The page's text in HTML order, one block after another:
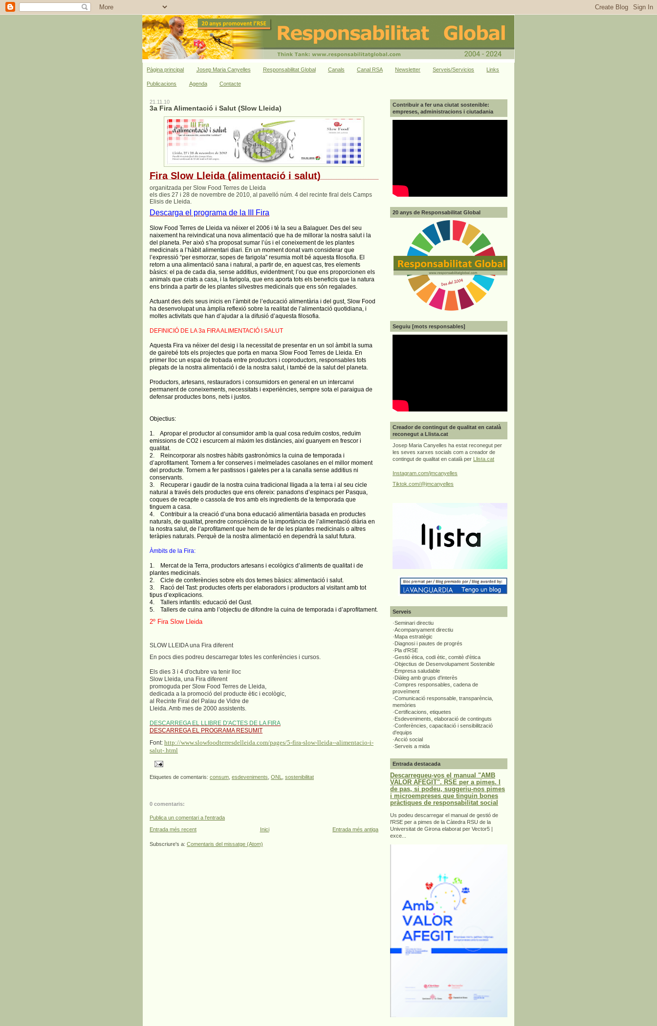
Pàgina principal Josep Maria Canyelles Responsabilitat Global Canals Canal RSA Newsletter Serveis/Servicios Links
Publicacions Agenda Contacte
21.11.10
3a Fira Alimentació i Salut (Slow Lleida)
Fira Slow Lleida (alimentació i salut)
organitzada per Slow Food Terres de Lleida
els dies 27 i 28 de novembre de 2010, al pavelló núm. 4 del recinte firal dels Camps
Elisis de Lleida.
Descarga el programa de la III Fira
Slow Food Terres de Lleida va néixer el 2006 i té la seu a Balaguer. Des del seu
naixement ha reivindicat una nova alimentació que ha de millorar la nostra salut i la
del planeta. Per això s’ha proposat sumar l’ús i el coneixement de les plantes
medicinals a l’hàbit alimentari diari. En un moment donat vam considerar que
l’expressió “per esmorzar, sopes de farigola” resumia molt bé aquesta filosofia. El
retorn a una alimentació sana i natural, a partir de, en aquest cas, tres elements
bàsics: el pa de cada dia, sense additius, evidentment; l’ou que ens proporcionen els
animals que criats a casa, i la farigola, que ens aporta tots els beneficis que la natura
ens brinda a partir de les plantes silvestres medicinals que ens són regalades.
Actuant des dels seus inicis en l’àmbit de l’educació alimentària i del gust, Slow Food
ha desenvolupat una àmplia reflexió sobre la realitat de l’alimentació quotidiana, i
moltes activitats que han d’ajudar a la difusió d’aquesta filosofia.
DEFINICIÓ DE LA 3a FIRA ALIMENTACIÓ I SALUT
Aquesta Fira va néixer del desig i la necessitat de presentar en un sol àmbit la suma
de gairebé tots els projectes que porta en marxa Slow Food Terres de Lleida. En
primer lloc un espai de trobada entre productors i coproductors, responsables tots
plegats de la nostra alimentació i de la nostra salut, i també de la salut del planeta.
Productors, artesans, restauradors i consumidors en general en un intercanvi
permanent de coneixements, necessitats i experiències, sempre sota el paraigua de
defensar productes bons, nets i justos.
Objectius:
1. Apropar el productor al consumidor amb la qual cosa reduïm costos, reduïm
emissions de CO2 i escurcem al màxim les distàncies, així guanyem en frescor i
qualitat.
2. Reincorporar als nostres hàbits gastronòmics la cuina de temporada i
d’aprofitament. Tornem a fer conserves i melmelades casolanes en el millor moment
del producte. Tornem a fer pastissos i galetes per a la canalla sense additius ni
conservants.
3. Recuperar i gaudir de la nostra cuina tradicional lligada a la terra i al seu cicle
natural a través dels productes que ens ofereix: panadons d’espinacs per Pasqua,
coques de recapte o cassola de tros amb els ingredients de la temporada que
tinguem a casa.
4. Contribuir a la creació d’una bona educació alimentària basada en productes
naturals, de qualitat, prendre consciència de la importància de l’alimentació diària en
la nostra salut, de l’aprofitament que hem de fer de les plantes medicinals o altres
teràpies naturals. Perquè de la nostra alimentació en dependrà la salut futura.
Àmbits de la Fira:
1. Mercat de la Terra, productors artesans i ecològics d’aliments de qualitat i de
plantes medicinals.
2. Cicle de conferències sobre els dos temes bàsics: alimentació i salut.
3. Racó del Tast: productes oferts per elaboradors i productors al visitant amb tot
tipus d’explicacions.
4. Tallers infantils: educació del Gust.
5. Tallers de cuina amb l’objectiu de difondre la cuina de temporada i d’aprofitament.
2º Fira Slow Lleida
SLOW LLEIDA una Fira diferent
En pocs dies podreu descarregar totes les conferències i cursos.
Els dies 3 i 4 d'octubre va tenir lloc
Slow Lleida, una Fira diferent
promoguda per Slow Food Terres de Lleida,
dedicada a la promoció del producte ètic i ecològic,
al Recinte Firal del Palau de Vidre de
Lleida. Amb mes de 2000 assistents.
DESCARREGA EL LLIBRE D'ACTES DE LA FIRA
DESCARREGA EL PROGRAMA RESUMIT
Font: http://www.slowfoodterresdelleida.com/pages/5-fira-slow-lleida--alimentacio-i-
salut-.html
Etiquetes de comentaris: consum esdeveniments ONL sostenibilitat
0 comentaris:
Publica un comentari a l'entrada
Entrada més recent
Entrada més antiga
Inici
Subscriure's a: Comentaris del missatge (Atom)
Contribuir a fer una ciutat sostenible:
empreses, administracions i ciutadania
20 anys de Responsabilitat Global
Seguiu [mots responsables]
Creador de contingut de qualitat en català
reconegut a Llista.cat
Josep Maria Canyelles ha estat reconegut per
les seves xarxes socials com a creador de
contingut de qualitat en català per
Llista.cat
Instagram.com/jmcanyelles
Tiktok.com/@jmcanyelles
Serveis
·Seminari directiu
·Acompanyament directiu
·Mapa estratègic
·Diagnosi i pautes de progrés
·Pla d'RSE
·Gestió ètica, codi ètic, comitè d'ètica
·Objectius de Desenvolupament Sostenible
·Empresa saludable
·Diàleg amb grups d'interès
·Compres responsables, cadena de
proveïment
·Comunicació responsable, transparència,
memòries
·Certificacions, etiquetes
·Esdeveniments, elaboració de continguts
·Conferències, capacitació i sensibilització
d'equips
·Acció social
·Serveis a mida
Entrada destacada
Descarregueu-vos el manual "AMB
VALOR AFEGIT". RSE per a pimes. I
de pas, si podeu, suggeriu-nos pimes
i microempreses que tinguin bones
pràctiques de responsabilitat social
Us podeu descarregar el manual de gestió de
l'RSE per a pimes de la Càtedra RSU de la
Universitat de Girona elaborat per Vector5 |
exce...